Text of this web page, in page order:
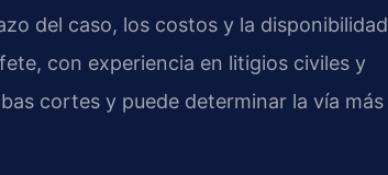
del caso, los costos y la disponibilidad
con experiencia en litigios civiles y
cortes y puede determinar la vía más